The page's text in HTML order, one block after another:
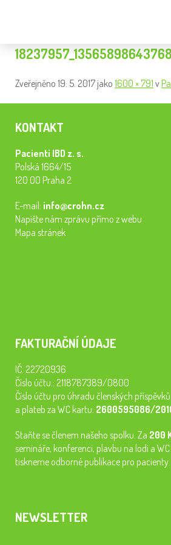
Zveřejněno 19. 5. 2017 jako 1600 × 791 v
KONTAKT
Pacienti IBD z. s.
Polská 1664/15
120 00 Praha 2
E-mail: info@crohn.cz
Napište nám zprávu přímo z webu
Mapa stránek
FAKTURAČNÍ ÚDAJE
IČ: 22720936
Číslo účtu.: 2118787389/0800
Číslo účtu pro úhradu členských příspěvků
a plateb za WC kartu: 2600595086/
Staňte se členem našeho spolku. Za 200
semináře, konferenci, plavbu na lodi a
tiskneme odborné publikace pro pacienty.
NEWSLETTER